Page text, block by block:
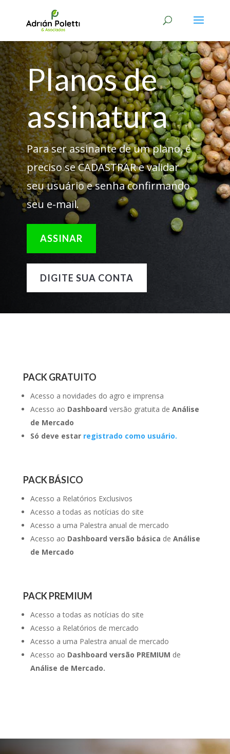
Planos de
assinatura
Para ser assinante de um plano, é
preciso se CADASTRAR e validar
seu usuário e senha confirmando
seu e-mail.
ASSINAR
DIGITE SUA CONTA
PACK GRATUITO
Acesso a novidades do agro e imprensa
Acesso ao Dashboard versão gratuita de Análise
de Mercado
Só deve estarregistrado como usuário.
PACK BÁSICO
Acesso a Relatórios Exclusivos
Acesso a todas as notícias do site
Acesso a uma Palestra anual de mercado
Acesso ao Dashboard versão básica de Análise
de Mercado
PACK PREMIUM
Acesso a todas as notícias do site
Acesso a Relatórios de mercado
Acesso a uma Palestra anual de mercado
Acesso ao Dashboard versão PREMIUM de
Análise de Mercado.